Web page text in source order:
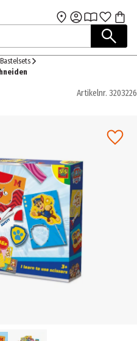
Zum Hauptinhalt
Bastelsets
Artikelnr. 3203226